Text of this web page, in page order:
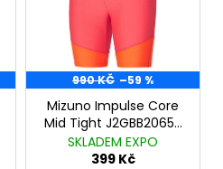
990 KČ –59 %
Mizuno Impulse Core
Mid Tight J2GBB20653
Dubarry
SKLADEM EXPO
399 Kč